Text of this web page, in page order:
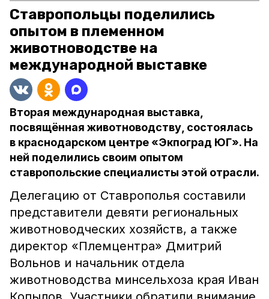
Ставропольцы поделились
опытом в племенном
животноводстве на
международной выставке
Вторая международная выставка,
посвящённая животноводству, состоялась
в краснодарском центре «Экпоград ЮГ». На
ней поделились своим опытом
ставропольские специалисты этой отрасли.
Делегацию от Ставрополья составили
представители девяти региональных
животноводческих хозяйств, а также
директор «Племцентра» Дмитрий
Вольнов и начальник отдела
животноводства минсельхоза края Иван